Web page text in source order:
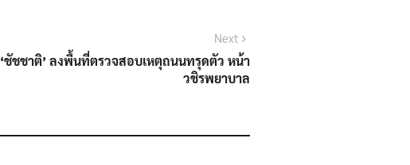
Next
post:
‘ชัชชาติ’ ลงพื้นที่ตรวจสอบเหตุถนนทรุดตัว หน้า
วชิรพยาบาล